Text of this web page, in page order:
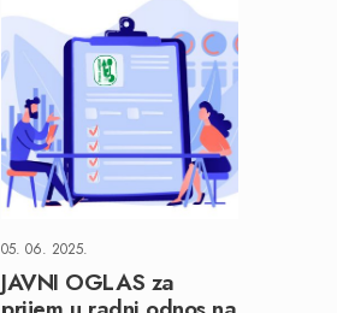
05. 06. 2025.
JAVNI OGLAS za